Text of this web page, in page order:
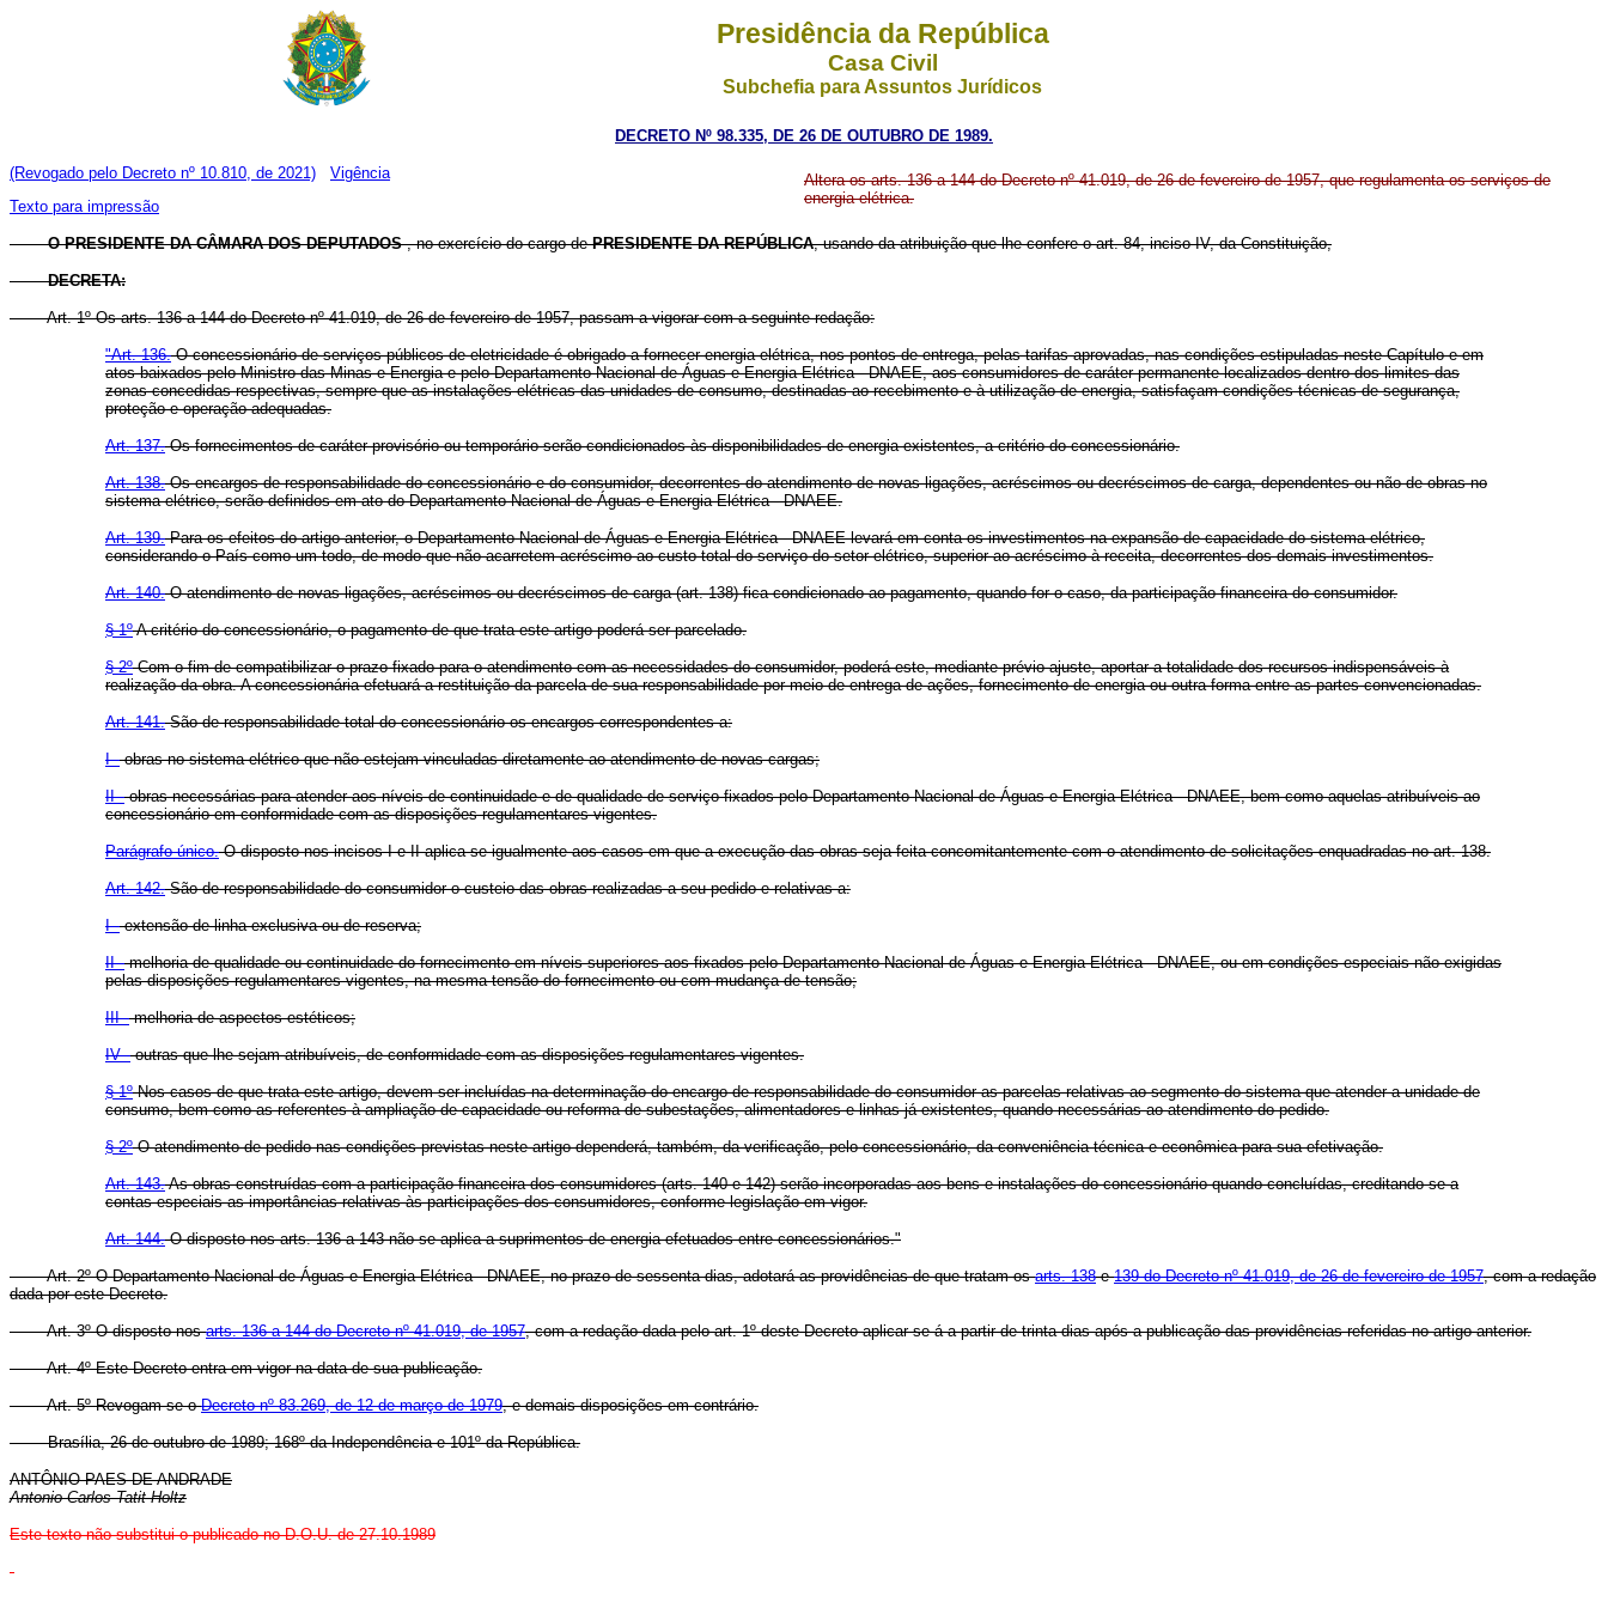
Presidência da República
Casa Civil
Subchefia para Assuntos Jurídicos
DECRETO Nº 98.335, DE 26 DE OUTUBRO DE 1989.
(Revogado pelo Decreto nº 10.810, de 2021)
Vigência
Texto para impressão
Altera os arts. 136 a 144 do Decreto nº 41.019, de 26 de fevereiro de 1957, que regulamenta os serviços de
energia elétrica.
O PRESIDENTE DA CÂMARA DOS DEPUTADOS, no exercício do cargo dePRESIDENTE DA REPÚBLICA, usando da atribuição que lhe confere o art. 84, inciso IV, da Constituição,
DECRETA:
Art. 1º Os arts. 136 a 144 do Decreto nº 41.019, de 26 de fevereiro de 1957, passam a vigorar com a seguinte redação:
"Art. 136.O concessionário de serviços públicos de eletricidade é obrigado a fornecer energia elétrica, nos pontos de entrega, pelas tarifas aprovadas, nas condições estipuladas neste Capítulo e em
atos baixados pelo Ministro das Minas e Energia e pelo Departamento Nacional de Águas e Energia Elétrica - DNAEE, aos consumidores de caráter permanente localizados dentro dos limites das
zonas concedidas respectivas, sempre que as instalações elétricas das unidades de consumo, destinadas ao recebimento e à utilização de energia, satisfaçam condições técnicas de segurança,
proteção e operação adequadas.
Art. 137.Os fornecimentos de caráter provisório ou temporário serão condicionados às disponibilidades de energia existentes, a critério do concessionário.
Art. 138.Os encargos de responsabilidade do concessionário e do consumidor, decorrentes do atendimento de novas ligações, acréscimos ou decréscimos de carga, dependentes ou não de obras no
sistema elétrico, serão definidos em ato do Departamento Nacional de Águas e Energia Elétrica - DNAEE.
Art. 139.Para os efeitos do artigo anterior, o Departamento Nacional de Águas e Energia Elétrica - DNAEE levará em conta os investimentos na expansão de capacidade do sistema elétrico,
considerando o País como um todo, de modo que não acarretem acréscimo ao custo total do serviço do setor elétrico, superior ao acréscimo à receita, decorrentes dos demais investimentos.
Art. 140.O atendimento de novas ligações, acréscimos ou decréscimos de carga (art. 138) fica condicionado ao pagamento, quando for o caso, da participação financeira do consumidor.
§ 1ºA critério do concessionário, o pagamento de que trata este artigo poderá ser parcelado.
§ 2ºCom o fim de compatibilizar o prazo fixado para o atendimento com as necessidades do consumidor, poderá este, mediante prévio ajuste, aportar a totalidade dos recursos indispensáveis à
realização da obra. A concessionária efetuará a restituição da parcela de sua responsabilidade por meio de entrega de ações, fornecimento de energia ou outra forma entre as partes convencionadas.
Art. 141.São de responsabilidade total do concessionário os encargos correspondentes a:
I -obras no sistema elétrico que não estejam vinculadas diretamente ao atendimento de novas cargas;
II -obras necessárias para atender aos níveis de continuidade e de qualidade de serviço fixados pelo Departamento Nacional de Águas e Energia Elétrica - DNAEE, bem como aquelas atribuíveis ao
concessionário em conformidade com as disposições regulamentares vigentes.
Parágrafo único.O disposto nos incisos I e II aplica-se igualmente aos casos em que a execução das obras seja feita concomitantemente com o atendimento de solicitações enquadradas no art. 138.
Art. 142.São de responsabilidade do consumidor o custeio das obras realizadas a seu pedido e relativas a:
I -extensão de linha exclusiva ou de reserva;
II -melhoria de qualidade ou continuidade do fornecimento em níveis superiores aos fixados pelo Departamento Nacional de Águas e Energia Elétrica - DNAEE, ou em condições especiais não exigidas
pelas disposições regulamentares vigentes, na mesma tensão do fornecimento ou com mudança de tensão;
III -melhoria de aspectos estéticos;
IV -outras que lhe sejam atribuíveis, de conformidade com as disposições regulamentares vigentes.
§ 1ºNos casos de que trata este artigo, devem ser incluídas na determinação do encargo de responsabilidade do consumidor as parcelas relativas ao segmento do sistema que atender a unidade de
consumo, bem como as referentes à ampliação de capacidade ou reforma de subestações, alimentadores e linhas já existentes, quando necessárias ao atendimento do pedido.
§ 2ºO atendimento de pedido nas condições previstas neste artigo dependerá, também, da verificação, pelo concessionário, da conveniência técnica e econômica para sua efetivação.
Art. 143.As obras construídas com a participação financeira dos consumidores (arts. 140 e 142) serão incorporadas aos bens e instalações do concessionário quando concluídas, creditando-se a
contas especiais as importâncias relativas às participações dos consumidores, conforme legislação em vigor.
Art. 144.O disposto nos arts. 136 a 143 não se aplica a suprimentos de energia efetuados entre concessionários."
Art. 2º O Departamento Nacional de Águas e Energia Elétrica - DNAEE, no prazo de sessenta dias, adotará as providências de que tratam osarts. 138e139 do Decreto nº 41.019, de 26 de fevereiro de 1957, com a redação
dada por este Decreto.
Art. 3º O disposto nosarts. 136 a 144 do Decreto nº 41.019, de 1957, com a redação dada pelo art. 1º deste Decreto aplicar-se-á a partir de trinta dias após a publicação das providências referidas no artigo anterior.
Art. 4º Este Decreto entra em vigor na data de sua publicação.
Art. 5º Revogam-se oDecreto nº 83.269, de 12 de março de 1979, e demais disposições em contrário.
Brasília, 26 de outubro de 1989; 168º da Independência e 101º da República.
ANTÔNIO PAES DE ANDRADE
Antonio Carlos Tatit Holtz
Este texto não substitui o publicado no D.O.U. de 27.10.1989